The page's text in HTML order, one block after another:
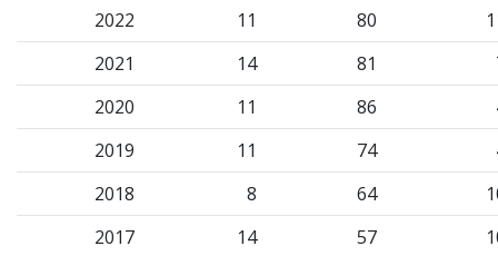
2022
11 80
2021
14 81
2020
11 86
2019
11 74
2018
8 64
2017
14 57